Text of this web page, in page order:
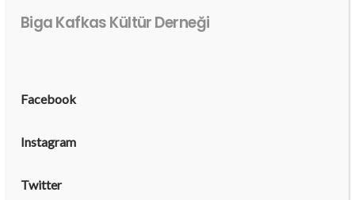
Biga Kafkas Kültür Derneği
Facebook
Instagram
Twitter